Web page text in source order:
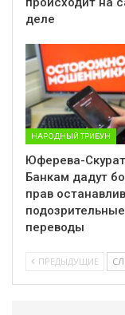
деле
НАРОДНЫЙ ТРИБУН
Юферева-
Банкам дадут
прав
подозрительные
переводы
ПРЕДЫДУЩИЕ